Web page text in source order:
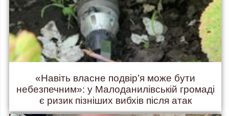
«Навіть власне подвір’я може бути
небезпечним»: у Малоданилівській громаді
є ризик пізніших вибхів після атак